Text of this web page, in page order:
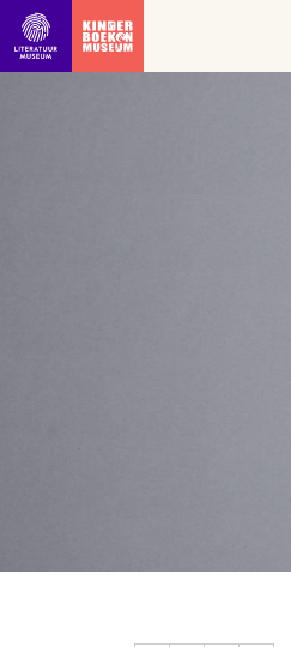
Ga direct naar inhoud